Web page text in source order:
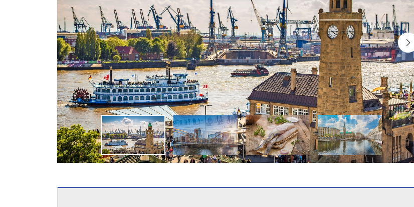
Deutschland
Frankreich
Griechenland
Großbritannien
Irland
Italien
Kroatien
Slowakei
Slowenien
Spanien
Tschechien
Ungarn
Silvesterreisen
Städtereisen